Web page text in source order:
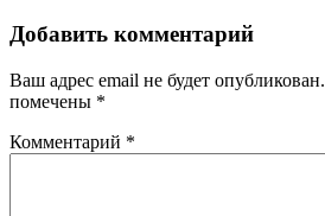
Добавить комментарий
Ваш адрес email не будет опубликован.
помечены *
Комментарий *